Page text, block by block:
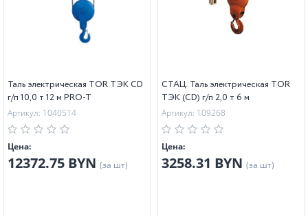
Таль электрическая TOR ТЭК CD
г/п 10,0 т 12 м PRO-T
Артикул: 1040514
Цена:
12372.75 BYN (за шт)
СТАЦ. Таль электрическая TOR
ТЭК (CD) г/п 2,0 т 6 м
Артикул: 109268
Цена:
3258.31 BYN (за шт)